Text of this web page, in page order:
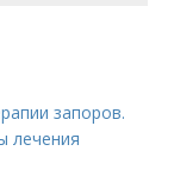
запоров.
лечения